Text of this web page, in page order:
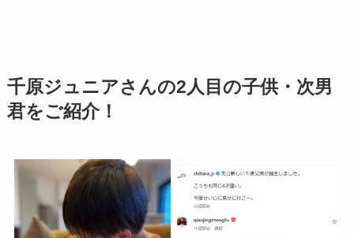
千原ジュニアさんの2人目の子供・次男
君をご紹介！